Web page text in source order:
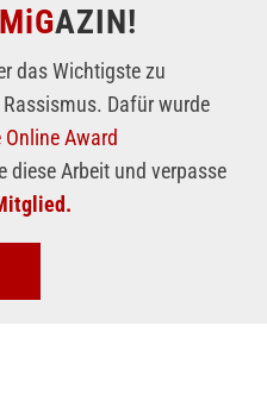
MiGAZIN!
das Wichtigste zu
Dafür wurde
Online Award
diese Arbeit und verpasse